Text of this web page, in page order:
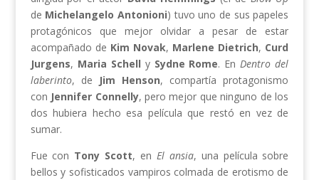
de Michelangelo Antonioni) tuvo uno de sus papeles
protagónicos que mejor olvidar a pesar de estar
acompañado de Kim Novak, Marlene Dietrich, Curd
Jurgens, Maria Schell y Sydne Rome. EnDentro del
laberinto, de Jim Henson, compartía protagonismo
con Jennifer Connelly, pero mejor que ninguno de los
dos hubiera hecho esa película que restó en vez de
sumar.
Fue con Tony Scott, en El ansia, una película sobre
bellos y sofisticados vampiros colmada de erotismo de